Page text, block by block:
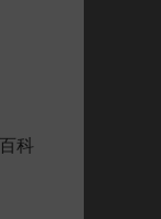
科